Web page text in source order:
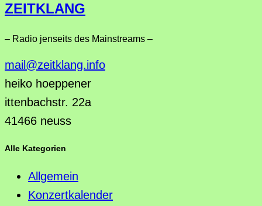
ZEITKLANG
– Radio jenseits des Mainstreams –
mail@zeitklang.info
heiko hoeppener
ittenbachstr. 22a
41466 neuss
Alle Kategorien
Allgemein
Konzertkalender